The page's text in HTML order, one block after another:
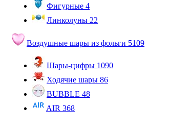
Фигурные 4
Линколуны 22
Воздушные шары из фольги 5109
Шары-цифры 1090
Ходячие шары 86
BUBBLE 48
AIR 368